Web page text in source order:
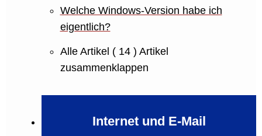
Welche Windows-Version habe ich
eigentlich?
Alle Artikel ( 14 ) Artikel
zusammenklappen
Internet und E-Mail